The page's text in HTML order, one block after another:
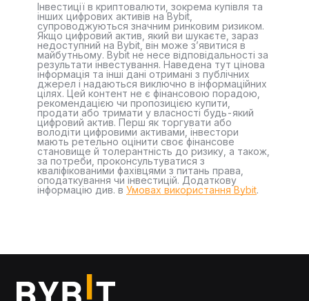
Інвестиції в криптовалюти, зокрема купівля та
інших цифрових активів на Bybit,
супроводжуються значним ринковим ризиком.
Якщо цифровий актив, який ви шукаєте, зараз
недоступний на Bybit, він може з’явитися в
майбутньому. Bybit не несе відповідальності за
результати інвестування. Наведена тут цінова
інформація та інші дані отримані з публічних
джерел і надаються виключно в інформаційних
цілях. Цей контент не є фінансовою порадою,
рекомендацією чи пропозицією купити,
продати або тримати у власності будь-який
цифровий актив. Перш як торгувати або
володіти цифровими активами, інвестори
мають ретельно оцінити своє фінансове
становище й толерантність до ризику, а також,
за потреби, проконсультуватися з
кваліфікованими фахівцями з питань права,
оподаткування чи інвестицій. Додаткову
інформацію див. в Умовах використання Bybit.